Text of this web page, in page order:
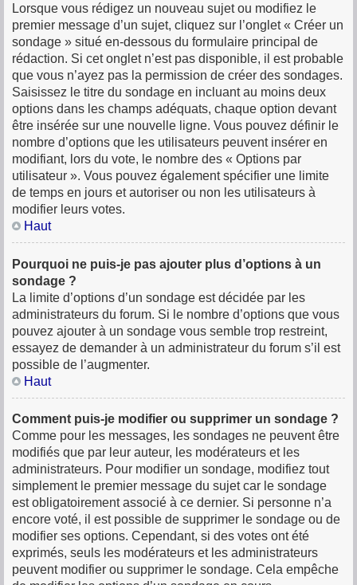
Lorsque vous rédigez un nouveau sujet ou modifiez le
premier message d’un sujet, cliquez sur l’onglet « Créer un
sondage » situé en-dessous du formulaire principal de
rédaction. Si cet onglet n’est pas disponible, il est probable
que vous n’ayez pas la permission de créer des sondages.
Saisissez le titre du sondage en incluant au moins deux
options dans les champs adéquats, chaque option devant
être insérée sur une nouvelle ligne. Vous pouvez définir le
nombre d’options que les utilisateurs peuvent insérer en
modifiant, lors du vote, le nombre des « Options par
utilisateur ». Vous pouvez également spécifier une limite
de temps en jours et autoriser ou non les utilisateurs à
modifier leurs votes.
Haut
Pourquoi ne puis-je pas ajouter plus d’options à un
sondage ?
La limite d’options d’un sondage est décidée par les
administrateurs du forum. Si le nombre d’options que vous
pouvez ajouter à un sondage vous semble trop restreint,
essayez de demander à un administrateur du forum s’il est
possible de l’augmenter.
Haut
Comment puis-je modifier ou supprimer un sondage ?
Comme pour les messages, les sondages ne peuvent être
modifiés que par leur auteur, les modérateurs et les
administrateurs. Pour modifier un sondage, modifiez tout
simplement le premier message du sujet car le sondage
est obligatoirement associé à ce dernier. Si personne n’a
encore voté, il est possible de supprimer le sondage ou de
modifier ses options. Cependant, si des votes ont été
exprimés, seuls les modérateurs et les administrateurs
peuvent modifier ou supprimer le sondage. Cela empêche